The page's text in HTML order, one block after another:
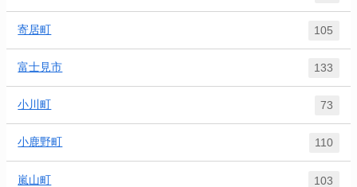
寄居町 105
富士見市 133
小川町 73
小鹿野町 110
嵐山町 103